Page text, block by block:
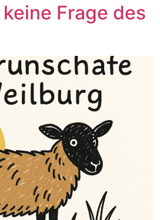
Frage des